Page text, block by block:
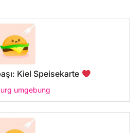
Kiel Speisekarte
umgebung